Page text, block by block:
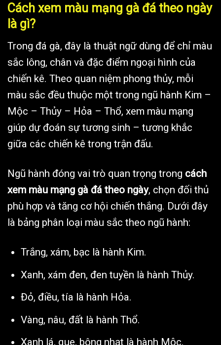
Cách xem màu mạng gà đá theo ngày
là gì?
Trong đá gà, đây là thuật ngữ dùng để chỉ màu
sắc lông, chân và đặc điểm ngoại hình của
chiến kê. Theo quan niệm phong thủy, mỗi
màu sắc đều thuộc một trong ngũ hành Kim –
Mộc – Thủy – Hỏa – Thổ, xem màu mạng
giúp dự đoán sự tương sinh – tương khắc
giữa các chiến kê trong trận đấu.
Ngũ hành đóng vai trò quan trọng trong cách
xem màu mạng gà đá theo ngày, chọn đối thủ
phù hợp và tăng cơ hội chiến thắng. Dưới đây
là bảng phân loại màu sắc theo ngũ hành:
Trắng, xám, bạc là hành Kim.
Xanh, xám đen, đen tuyền là hành Thủy.
Đỏ, điều, tía là hành Hỏa.
Vàng, nâu, đất là hành Thổ.
Xanh lá, que, bông nhạt là hành Mộc.